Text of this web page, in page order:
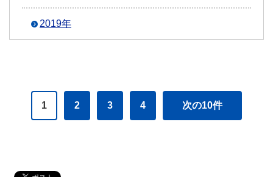
2019年
1 2 3 4 次の10件